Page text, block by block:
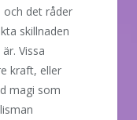
och det råder
skillnaden
Vissa
kraft, eller
magi som